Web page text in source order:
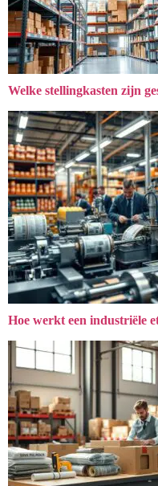
Welke stellingkasten zijn
Hoe werkt een industriële